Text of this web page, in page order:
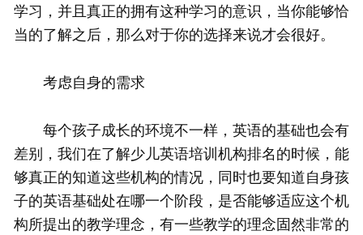
学习，并且真正的拥有这种学习的意识，当你能够恰
当的了解之后，那么对于你的选择来说才会很好。
考虑自身的需求
每个孩子成长的环境不一样，英语的基础也会有
差别，我们在了解少儿英语培训机构排名的时候，能
够真正的知道这些机构的情况，同时也要知道自身孩
子的英语基础处在哪一个阶段，是否能够适应这个机
构所提出的教学理念，有一些教学的理念固然非常的